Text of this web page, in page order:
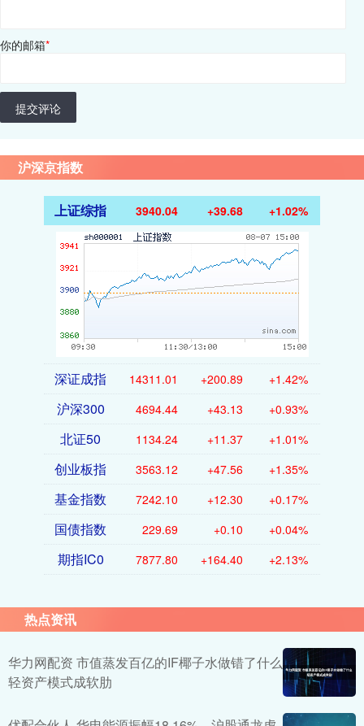
你的邮箱*
提交评论
沪深京指数
上证综指 3940.04 +39.68 +1.02%
深证成指 14311.01 +200.89 +1.42%
沪深300 4694.44 +43.13 +0.93%
北证50 1134.24 +11.37 +1.01%
创业板指 3563.12 +47.56 +1.35%
基金指数 7242.10 +12.30 +0.17%
国债指数 229.69 +0.10 +0.04%
期指IC0 7877.80 +164.40 +2.13%
热点资讯
华力网配资 市值蒸发百亿的IF椰子水做错了什么
轻资产模式成软肋